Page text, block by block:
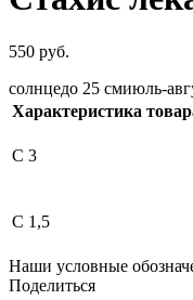
550 руб.
солнцедо 25 смиюль-
Характеристика
С 3
С 1,5
Наши условные
Поделиться